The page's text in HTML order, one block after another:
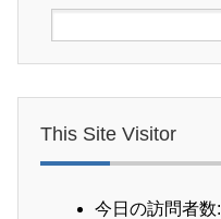
This Site Visitor
今日の訪問者数: